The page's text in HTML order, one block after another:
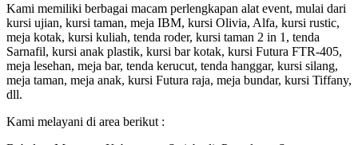
Kami memiliki berbagai macam perlengkapan alat event, mulai dari
kursi ujian, kursi taman, meja IBM, kursi Olivia, Alfa, kursi rustic,
meja kotak, kursi kuliah, tenda roder, kursi taman 2 in 1, tenda
Sarnafil, kursi anak plastik, kursi bar kotak, kursi Futura FTR-405,
meja lesehan, meja bar, tenda kerucut, tenda hanggar, kursi silang,
meja taman, meja anak, kursi Futura raja, meja bundar, kursi Tiffany,
dll.
Kami melayani di area berikut :